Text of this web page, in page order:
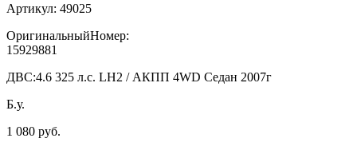
Артикул: 49025
ОригинальныйНомер:
15929881
ДВС:4.6 325 л.с. LH2 / АКПП 4WD Седан 2007г
Б.у.
1 080 руб.